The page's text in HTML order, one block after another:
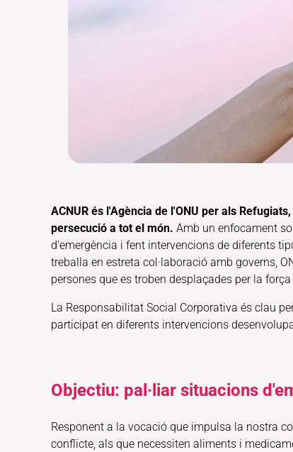
ACNUR és l'Agència de l'ONU per als
persecució a tot el món. Amb un enfocament
d'emergència i fent intervencions de diferents
treballa en estreta col·laboració amb governs,
persones que es troben desplaçades per la
La Responsabilitat Social Corporativa és clau
participat en diferents intervencions
Objectiu: pal·liar situacions
Responent a la vocació que impulsa la nostra
conflicte, als que necessiten aliments i